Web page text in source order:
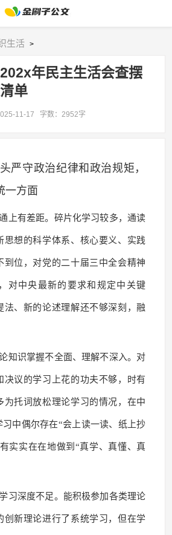
生活 >
年民主生活会查摆
单
11-17 字数：2952字
严守政治纪律和政治规矩，
一方面
上有差距。碎片化学习较多，通读
思想的科学体系、核心要义、实践
到位，对党的二十届三中全会精神
对中央最新的要求和规定中关键
法、新的论述理解还不够深刻，融
知识掌握不全面、理解不深入。对
决议的学习上花的功夫不够，时有
为托词放松理论学习的情况，在中
中偶尔存在“会上读一读、纸上抄
实实在在地做到“真学、真懂、真
习深度不足。能积极参加各类理论
创新理论进行了系统学习，但在学